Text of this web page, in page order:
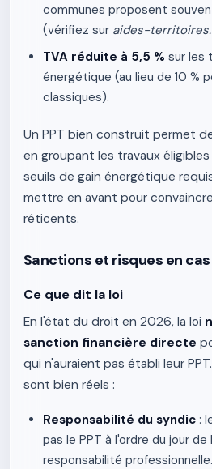
communes proposent
(vérifiez sur aides-
TVA réduite à 5,5 % sur les
énergétique (au lieu de 10 %
classiques).
Un PPT bien construit permet
en groupant les travaux
seuils de gain énergétique
mettre en avant pour
réticents.
Sanctions et risques en
Ce que dit la loi
En l'état du droit en 2026, la loi
sanction financière directe
qui n'auraient pas établi leur
sont bien réels :
Responsabilité du syndic :
pas le PPT à l'ordre du jour de
responsabilité